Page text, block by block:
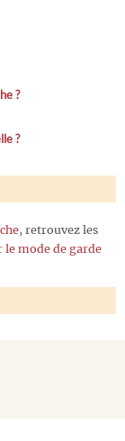
?
?
, retrouvez les
le mode de garde